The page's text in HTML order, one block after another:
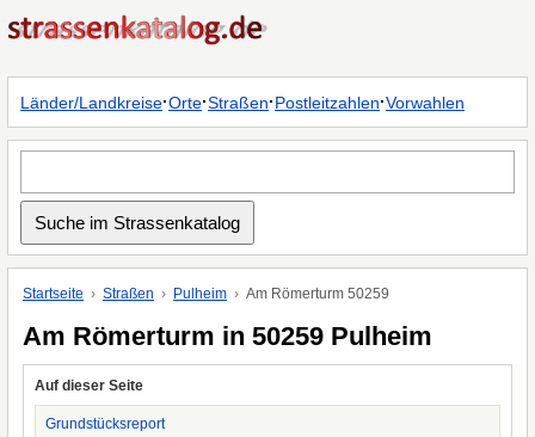
Länder/Landkreise·Orte·Straßen·Postleitzahlen·Vorwahlen
Startseite Straßen Pulheim Am Römerturm 50259
Am Römerturm in 50259 Pulheim
Auf dieser Seite
Grundstücksreport